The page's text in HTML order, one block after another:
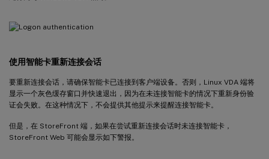
使用智能卡重新连接会话
要重新连接会话，请确保智能卡已连接到客户端设备。否则，Linux VDA 端将
显示一个灰色缓存窗口并快速退出，因为在未连接智能卡的情况下重新身份验
证会失败。在这种情况下，不会提供其他提示来提醒连接智能卡。
但是，在 StoreFront 端，如果在尝试重新连接会话时未连接智能卡，
StoreFront Web 可能会显示如下警报。